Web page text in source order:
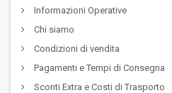
Informazioni Operative
Chi siamo
Condizioni di vendita
Pagamenti e Tempi di Consegna
Sconti Extra e Costi di Trasporto